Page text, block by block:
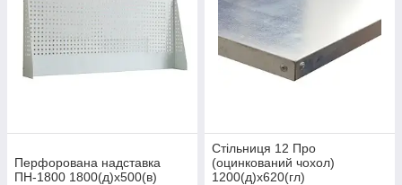
Перфорована надставка
ПН-1800 1800(д)х500(в)
Стільниця 12 Про
(оцинкований чохол)
1200(д)х620(гл)